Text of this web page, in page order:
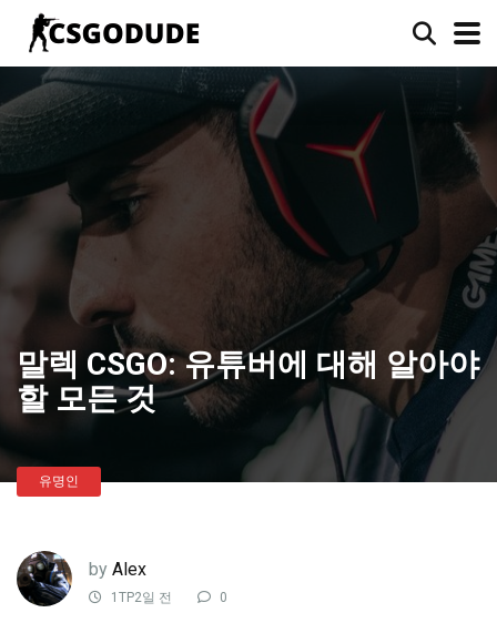
말렉 CSGO: 유튜버에 대해 알아야
할 모든 것
유명인
by Alex
1TP2일 전 0